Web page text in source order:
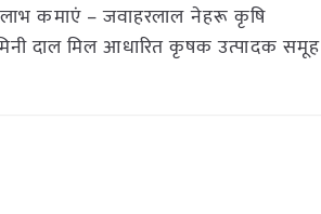
कमाएं – जवाहरलाल नेहरू कृषि
मिनी दाल मिल आधारित कृषक उत्पादक समूह